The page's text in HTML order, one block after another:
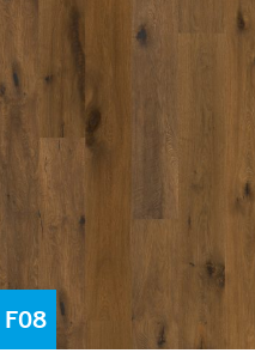
F08